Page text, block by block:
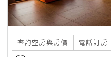
利
查
查詢空房與房價 電話訂房